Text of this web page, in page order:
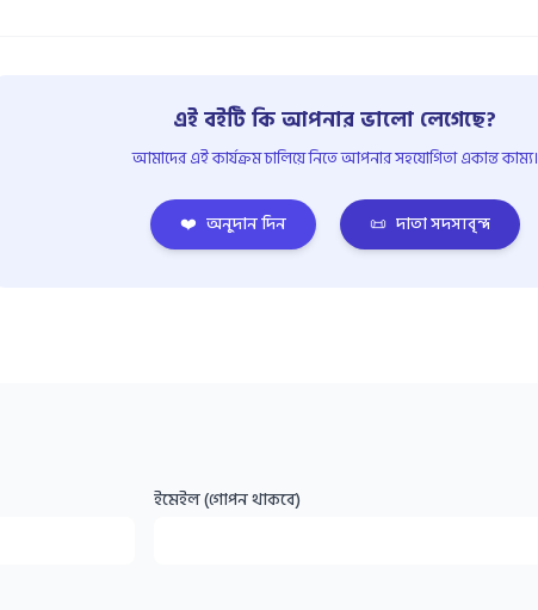
এই বইটি কি আপনার ভালো লেগেছে?
আমাদের এই কার্যক্রম চালিয়ে নিতে আপনার সহযোগিতা একান্ত কাম্য।
❤️ অনুদান দিন 📜 দাতা সদস্যবৃন্দ
ইমেইল (গোপন থাকবে)